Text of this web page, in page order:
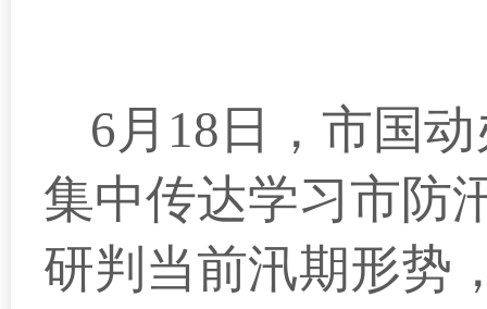
6月18日，市国
集中传达学习市防
研判当前汛期形势